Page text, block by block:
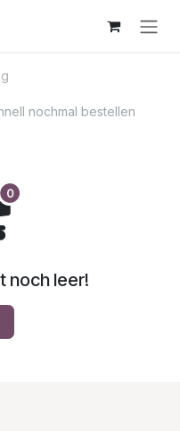
nochmal bestellen
noch leer!